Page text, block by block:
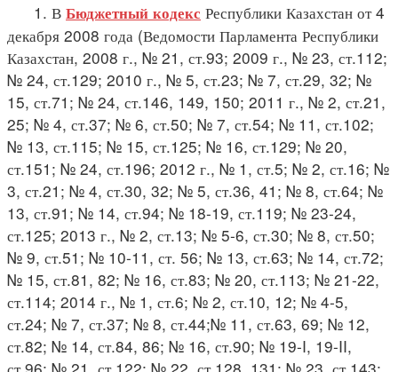
1. В Бюджетный кодекс Республики Казахстан от 4
декабря 2008 года (Ведомости Парламента Республики
Казахстан, 2008 г., № 21, ст.93; 2009 г., № 23, ст.112;
№ 24, ст.129; 2010 г., № 5, ст.23; № 7, ст.29, 32; №
15, ст.71; № 24, ст.146, 149, 150; 2011 г., № 2, ст.21,
25; № 4, ст.37; № 6, ст.50; № 7, ст.54; № 11, ст.102;
№ 13, ст.115; № 15, ст.125; № 16, ст.129; № 20,
ст.151; № 24, ст.196; 2012 г., № 1, ст.5; № 2, ст.16; №
3, ст.21; № 4, ст.30, 32; № 5, ст.36, 41; № 8, ст.64; №
13, ст.91; № 14, ст.94; № 18-19, ст.119; № 23-24,
ст.125; 2013 г., № 2, ст.13; № 5-6, ст.30; № 8, ст.50;
№ 9, ст.51; № 10-11, ст. 56; № 13, ст.63; № 14, ст.72;
№ 15, ст.81, 82; № 16, ст.83; № 20, ст.113; № 21-22,
ст.114; 2014 г., № 1, ст.6; № 2, ст.10, 12; № 4-5,
ст.24; № 7, ст.37; № 8, ст.44;№ 11, ст.63, 69; № 12,
ст.82; № 14, ст.84, 86; № 16, ст.90; № 19-I, 19-II,